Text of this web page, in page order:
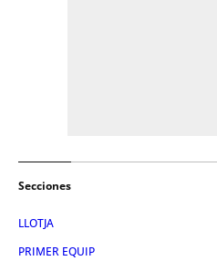
Secciones
LLOTJA
PRIMER EQUIP